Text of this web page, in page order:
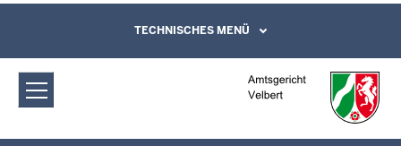
Amtsgericht Velbert: Sitzungstermine
Direkt zum Inhalt
Leichte Sprache, Gebärdensprachenvideo
und Kontaktformular
TECHNISCHES MENÜ